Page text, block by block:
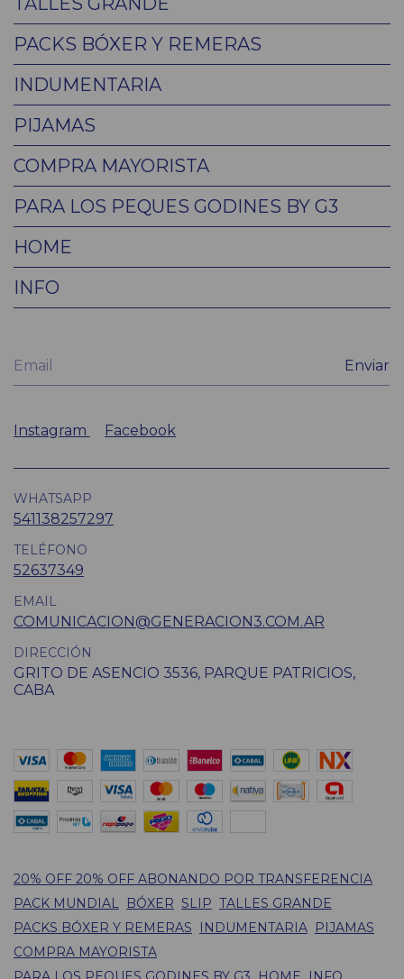
PACKS BÓXER Y REMERAS
INDUMENTARIA
PIJAMAS
COMPRA MAYORISTA
PARA LOS PEQUES GODINES BY G3
HOME
INFO
Instagram Facebook
WHATSAPP
541138257297
TELÉFONO
52637349
EMAIL
COMUNICACION@GENERACION3.COM.AR
DIRECCIÓN
GRITO DE ASENCIO 3536, PARQUE PATRICIOS,
CABA
20% OFF 20% OFF ABONANDO POR TRANSFERENCIA
PACK MUNDIAL
BÓXER SLIP TALLES GRANDE
PACKS BÓXER Y REMERAS
INDUMENTARIA
PIJAMAS
COMPRA MAYORISTA